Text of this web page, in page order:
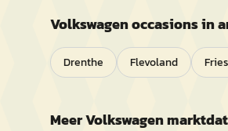
Volkswagenoccasions in
Drenthe Flevoland
MeerVolkswagen